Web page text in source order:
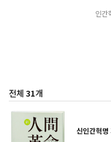
인간
전체31개
신인간혁